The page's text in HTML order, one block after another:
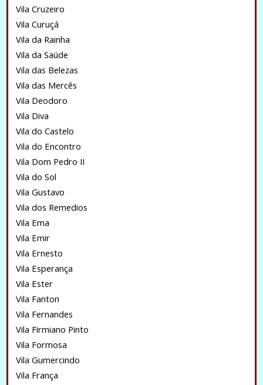
Vila Cruzeiro
Vila Curuçá
Vila da Rainha
Vila da Saúde
Vila das Belezas
Vila das Mercês
Vila Deodoro
Vila Diva
Vila do Castelo
Vila do Encontro
Vila Dom Pedro II
Vila do Sol
Vila Gustavo
Vila dos Remedios
Vila Ema
Vila Emir
Vila Ernesto
Vila Esperança
Vila Ester
Vila Fanton
Vila Fernandes
Vila Firmiano Pinto
Vila Formosa
Vila Gumercindo
Vila França